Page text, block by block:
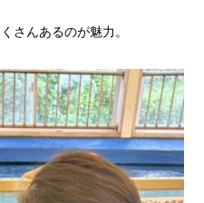
さんあるのが魅力。